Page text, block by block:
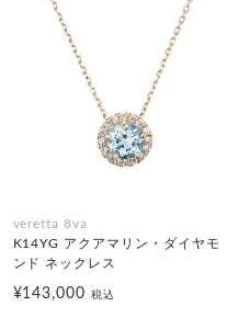
veretta 8va
K14YG アクアマリン・ダイヤモ
ンド ネックレス
¥143,000税込